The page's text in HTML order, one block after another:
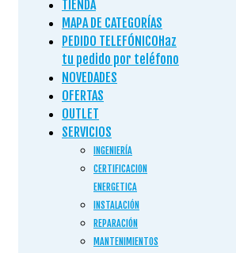
TIENDA
MAPA DE CATEGORÍAS
PEDIDO TELEFÓNICO Haz
tu pedido por teléfono
NOVEDADES
OFERTAS
OUTLET
SERVICIOS
INGENIERÍA
CERTIFICACION
ENERGETICA
INSTALACIÓN
REPARACIÓN
MANTENIMIENTOS